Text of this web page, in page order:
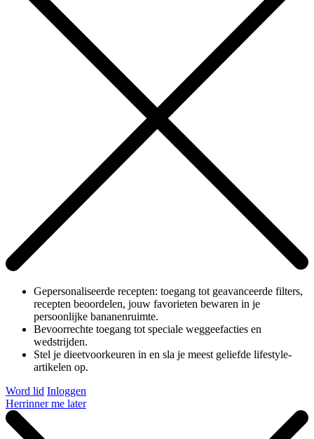
Gepersonaliseerde recepten: toegang tot geavanceerde filters,
recepten beoordelen, jouw favorieten bewaren in je
persoonlijke bananenruimte.
Bevoorrechte toegang tot speciale weggeefacties en
wedstrijden.
Stel je dieetvoorkeuren in en sla je meest geliefde lifestyle-
artikelen op.
Word lid Inloggen
Herrinner me later